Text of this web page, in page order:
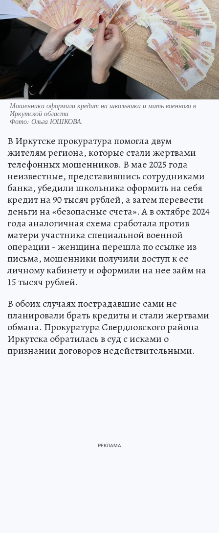
Мошенники оформили кредит на школьника и мать военного в
Иркутской области
Фото: Ольга ЮШКОВА.
В Иркутске прокуратура помогла двум
жителям региона, которые стали жертвами
телефонных мошенников. В мае 2025 года
неизвестные, представившись сотрудниками
банка, убедили школьника оформить на себя
кредит на 90 тысяч рублей, а затем перевести
деньги на «безопасные счета». А в октябре 2024
года аналогичная схема сработала против
матери участника специальной военной
операции - женщина перешла по ссылке из
письма, мошенники получили доступ к ее
личному кабинету и оформили на нее займ на
15 тысяч рублей.
В обоих случаях пострадавшие сами не
планировали брать кредиты и стали жертвами
обмана. Прокуратура Свердловского района
Иркутска обратилась в суд с исками о
признании договоров недействительными.